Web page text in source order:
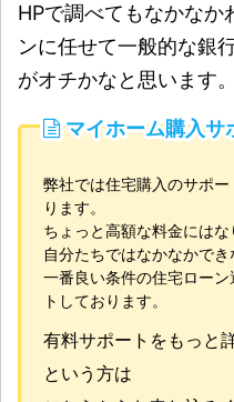
HPで調べてもなかなか
ンに任せて一般的な銀
がオチかなと思います。
マイホーム購入サ
弊社では住宅購入のサポ
ります。
ちょっと高額な料金にはな
自分たちではなかなかで
一番良い条件の住宅ロー
トしております。
有料サポートをもっと
という方は